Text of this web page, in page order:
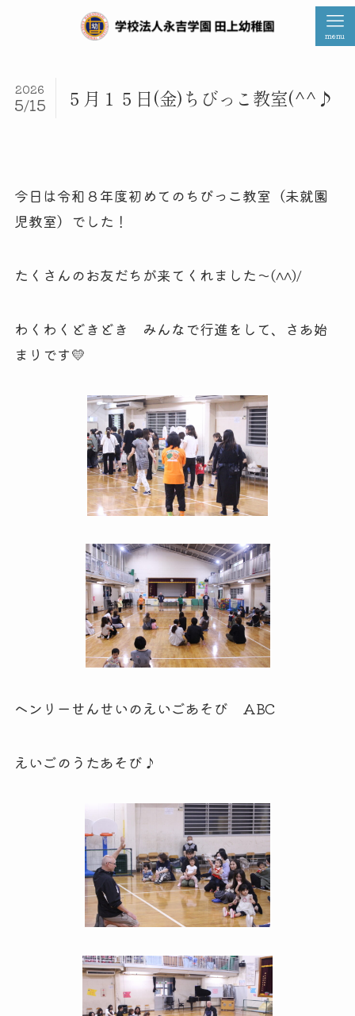
menu
５月１５日(金)ちびっこ教室(^^♪
2026
5/15
今日は令和８年度初めてのちびっこ教室（未就園
児教室）でした！
たくさんのお友だちが来てくれました～(^^)/
わくわくどきどき みんなで行進をして、さあ始
まりです💛
ヘンリーせんせいのえいごあそび ABC
えいごのうたあそび♪